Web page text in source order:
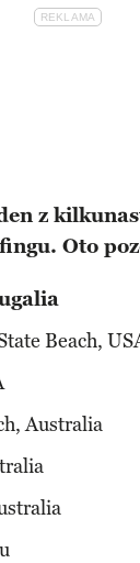
z
Oto
Beach,
Australia